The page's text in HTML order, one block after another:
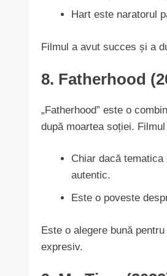
Hart este naratorul
Filmul a avut succes și a
8. Fatherhood
„Fatherhood” este o
după moartea soției.
Chiar dacă
autentic.
Este o poveste
Este o alegere bună
expresiv.